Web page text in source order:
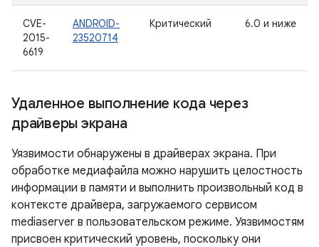
CVE-
2015-
6619
ANDROID-
23520714
Критический 6.0 и ниже
Удаленное выполнение кода через
драйверы экрана
Уязвимости обнаружены в драйверах экрана. При
обработке медиафайла можно нарушить целостность
информации в памяти и выполнить произвольный код в
контексте драйвера, загружаемого сервисом
mediaserver в пользовательском режиме. Уязвимостям
присвоен критический уровень, поскольку они